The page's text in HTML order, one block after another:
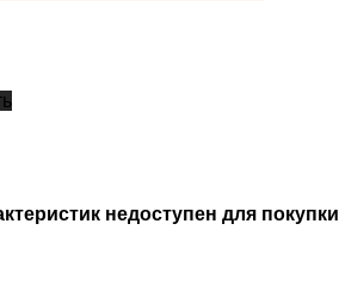
недоступен для покупки